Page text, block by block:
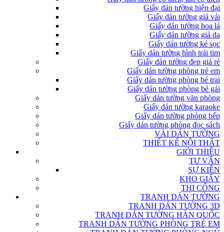
Giấy dán tường hiện đại
Giấy dán tường giả vải
Giấy dán tường hoa lá
Giấy dán tường giả da
Giấy dán tường kẻ sọc
Giấy dán tường hình trái tim
Giấy dán tường đẹp giá rẻ
Giấy dán tường phòng trẻ em
Giấy dán tường phòng bé trai
Giấy dán tường phòng bé gái
Giấy dán tường văn phòng
Giấy dán tường karaoke
Giấy dán tường phòng bếp
Giấy dán tường phòng đọc sách
VẢI DÁN TƯỜNG
THIẾT KẾ NỘI THẤT
GIỚI THIỆU
TƯ VẤN
SỰ KIỆN
KHO GIẤY
THI CÔNG
TRANH DÁN TƯỜNG
TRANH DÁN TƯỜNG 3D
TRANH DÁN TƯỜNG HÀN QUỐC
TRANH DÁN TƯỜNG PHÒNG TRẺ EM